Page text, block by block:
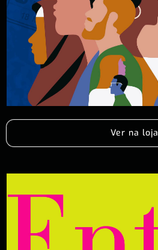
Ver na loja